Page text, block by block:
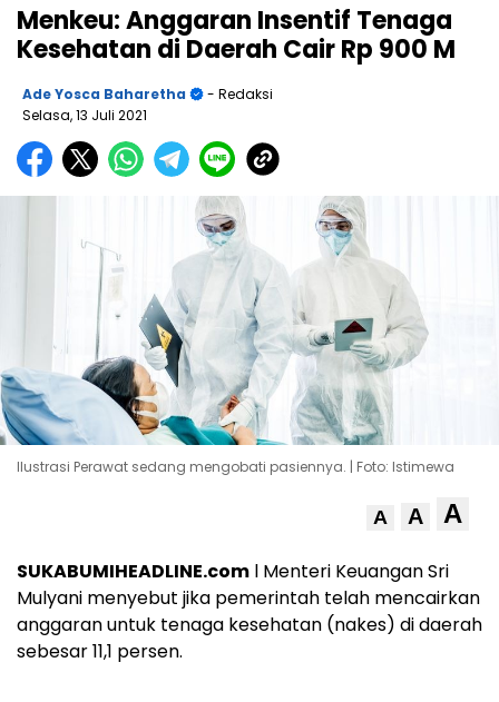
Menkeu: Anggaran Insentif Tenaga
Kesehatan di Daerah Cair Rp 900 M
Ade Yosca Baharetha
- Redaksi
Selasa, 13 Juli 2021
Ilustrasi Perawat sedang mengobati pasiennya. | Foto: Istimewa
A A A
SUKABUMIHEADLINE.com l Menteri Keuangan Sri
Mulyani menyebut jika pemerintah telah mencairkan
anggaran untuk tenaga kesehatan (nakes) di daerah
sebesar 11,1 persen.